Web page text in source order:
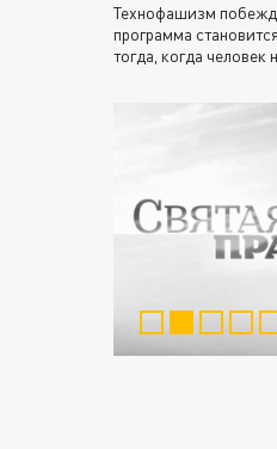
Технофашизм
программа
тогда, когда человек